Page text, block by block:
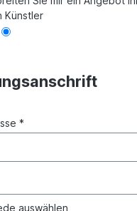
Künstler
*